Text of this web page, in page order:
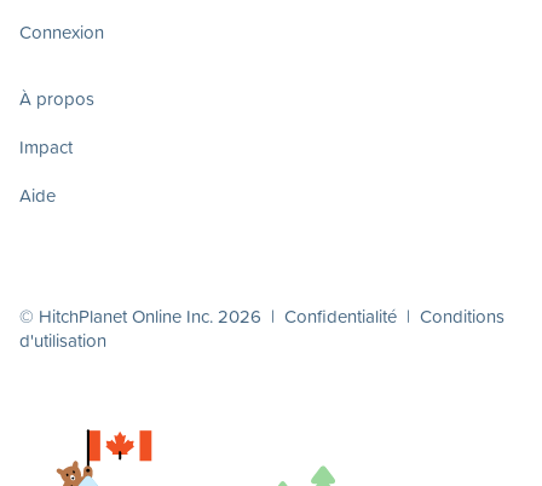
Connexion
À propos
Impact
Aide
© HitchPlanet Online Inc. 2026 | Confidentialité | Conditions
d'utilisation